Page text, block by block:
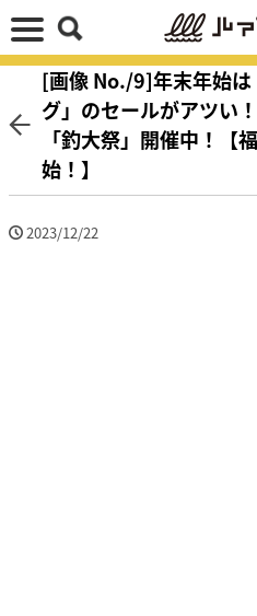
[画像 No./9]年末年始は
グ」のセールがアツい
「釣大祭」開催中！【
始！】
2023/12/22